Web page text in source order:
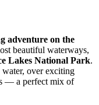
adventure on the
beautiful waterways,
Lakes National Park.
water, over exciting
— a perfect mix of